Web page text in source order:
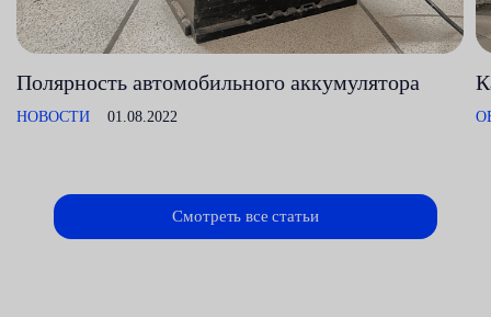
Полярность автомобильного аккумулятора
НОВОСТИ 01.08.2022
Смотреть все статьи